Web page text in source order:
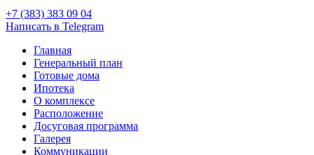
+7 (383) 383 09 04
Написать в Telegram
Главная
Генеральный план
Готовые дома
Ипотека
О комплексе
Расположение
Досуговая программа
Галерея
Коммуникации